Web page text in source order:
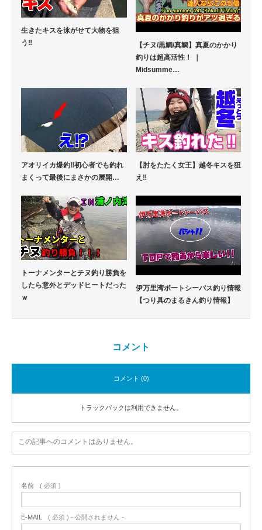
生きたキスを泳がせて大物を狙
う‼
【チヌ/黒鯛/真鯛】真夏のかかり
釣りは超高活性！ ｜
Midsumme…
アオリイカ爆釣‼初心者でも釣れ
まくって最後にまさかの展開…
【肘をたたく女王】越冬キスを狙
え‼
トーナメンターとチヌ釣り勝負を
したら意外とデッドヒートだった
ｗ
伊万里湾ボートシーバス釣り情報
【つり具のまるきん釣り情報】
コメント
コメント (0)
トラックバックは利用できません。
この記事へのコメントはありません。
名前 ( 必須 )
E-MAIL ( 必須 ) - 公開されません -